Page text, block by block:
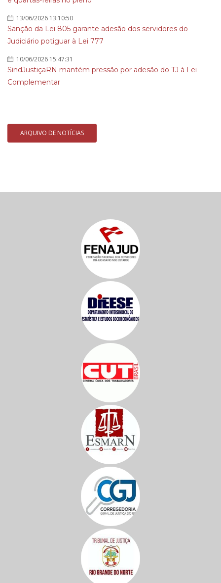
13/06/2026 13:10:50
Sanção da Lei 805 garante adesão dos servidores do
Judiciário potiguar à Lei 777
10/06/2026 15:47:31
SindJustiçaRN mantém pressão por adesão do TJ à Lei
Complementar
ARQUIVO DE NOTÍCIAS